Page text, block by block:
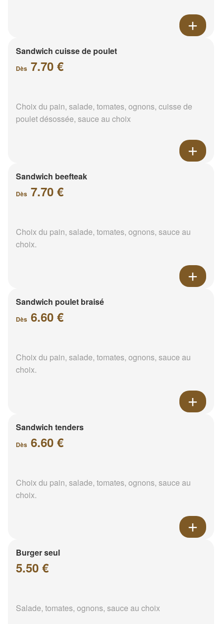
Sandwich cuisse de poulet
Dès 7.70 €
Choix du pain, salade, tomates, ognons, cuisse de
poulet désossée, sauce au choix
Sandwich beefteak
Dès 7.70 €
Choix du pain, salade, tomates, ognons, sauce au
choix.
Sandwich poulet braisé
Dès 6.60 €
Choix du pain, salade, tomates, ognons, sauce au
choix.
Sandwich tenders
Dès 6.60 €
Choix du pain, salade, tomates, ognons, sauce au
choix.
Burger seul
5.50 €
Salade, tomates, ognons, sauce au choix